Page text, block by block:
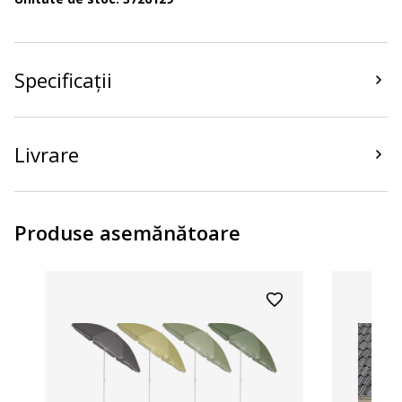
Specificații
Livrare
Produse asemănătoare